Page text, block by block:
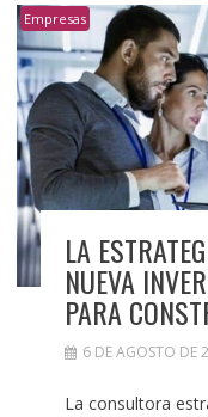
Empresas
LA
NUEVA
PARA
6 DE AGOSTO DE
La consultora